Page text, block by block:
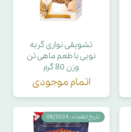
تشويقی نواری گربه
نوبی با طعم ماهی تن
وزن 80 گرم
اتمام موجودی
تاریخ انقضاء : 08/2024